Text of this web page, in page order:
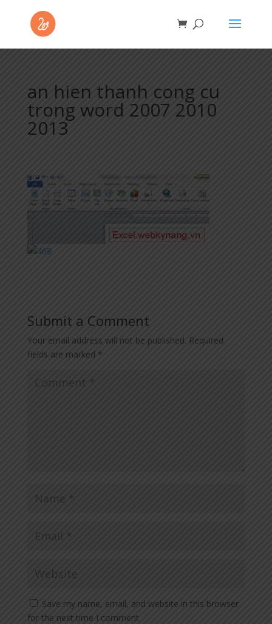
an hien thanh cong cu
trong word 2007 2010
2013
Submit a Comment
Your email address will not be published. Required
fields are marked *
Save my name, email, and website in this browser
for the next time I comment.